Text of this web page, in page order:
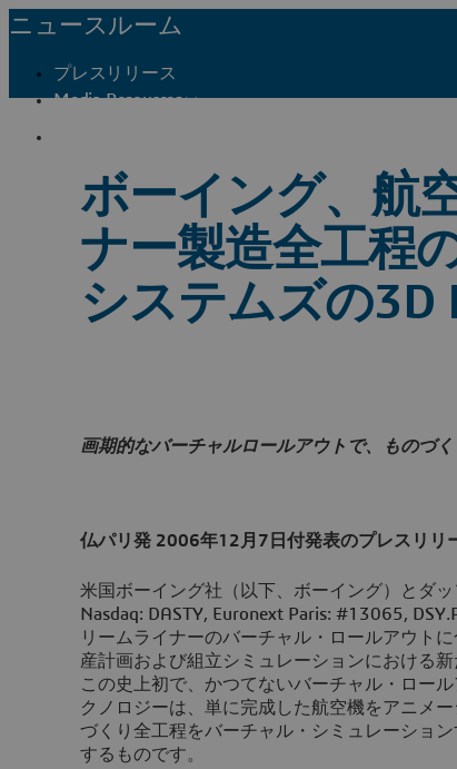
ニュースルーム
プレスリリース
Media Resources
ボーイング、航
ナー製造全工程
システムズの3D
画期的なバーチャルロールアウトで、ものづ
仏パリ発 2006年12月7日付発表のプレスリリ
米国ボーイング社（以下、ボーイング）とダ
Nasdaq: DASTY, Euronext Paris: #13065,
リームライナーのバーチャル・ロールアウト
産計画および組立シミュレーションにおける
この史上初で、かつてないバーチャル・ロー
クノロジーは、単に完成した航空機をアニメ
づくり全工程をバーチャル・シミュレーショ
するものです。